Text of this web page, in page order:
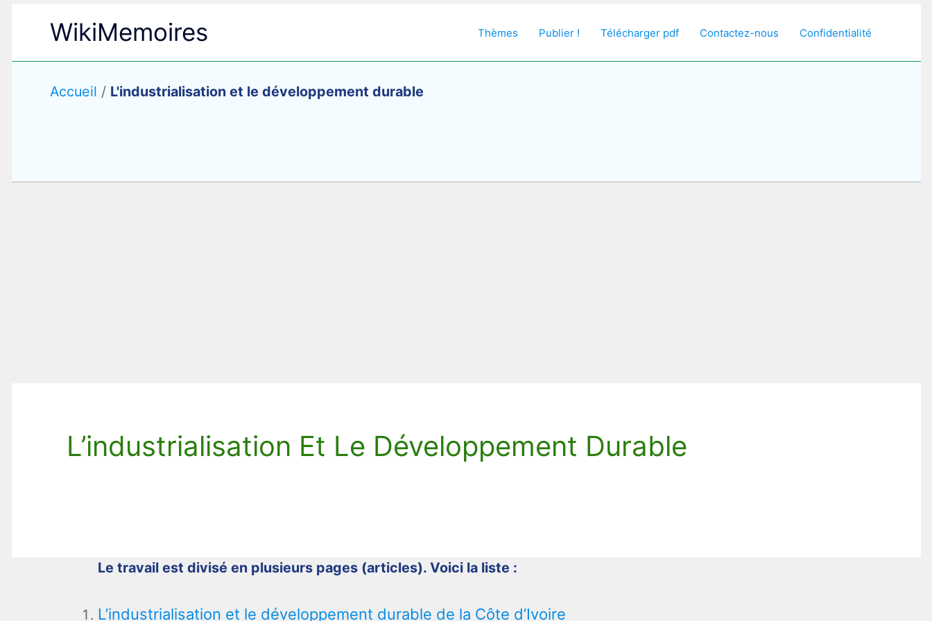
WikiMemoires Thèmes Publier ! Télécharger pdf Contactez-nous Confidentialité
Accueil / L'industrialisation et le développement durable
L’industrialisation Et Le Développement Durable
Le travail est divisé en plusieurs pages (articles). Voici la liste :
L’industrialisation et le développement durable de la Côte d’Ivoire